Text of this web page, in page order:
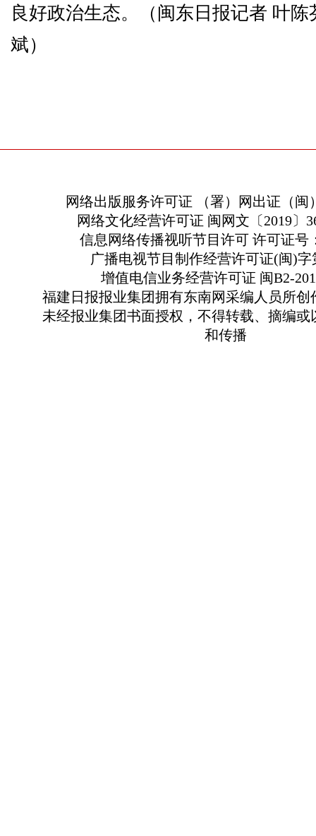
良好政治生态。（闽东日报记者 叶陈
斌）
网络出版服务许可证 （署）网出证（闽
网络文化经营许可证 闽网文〔2019〕
信息网络传播视听节目许可 许可证号
广播电视节目制作经营许可证(闽)字
增值电信业务经营许可证 闽B2-
福建日报报业集团拥有东南网采编人员所创
未经报业集团书面授权，不得转载、摘编或
和传播